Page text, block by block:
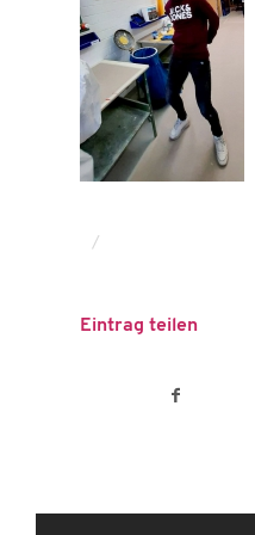
/
Eintrag teilen